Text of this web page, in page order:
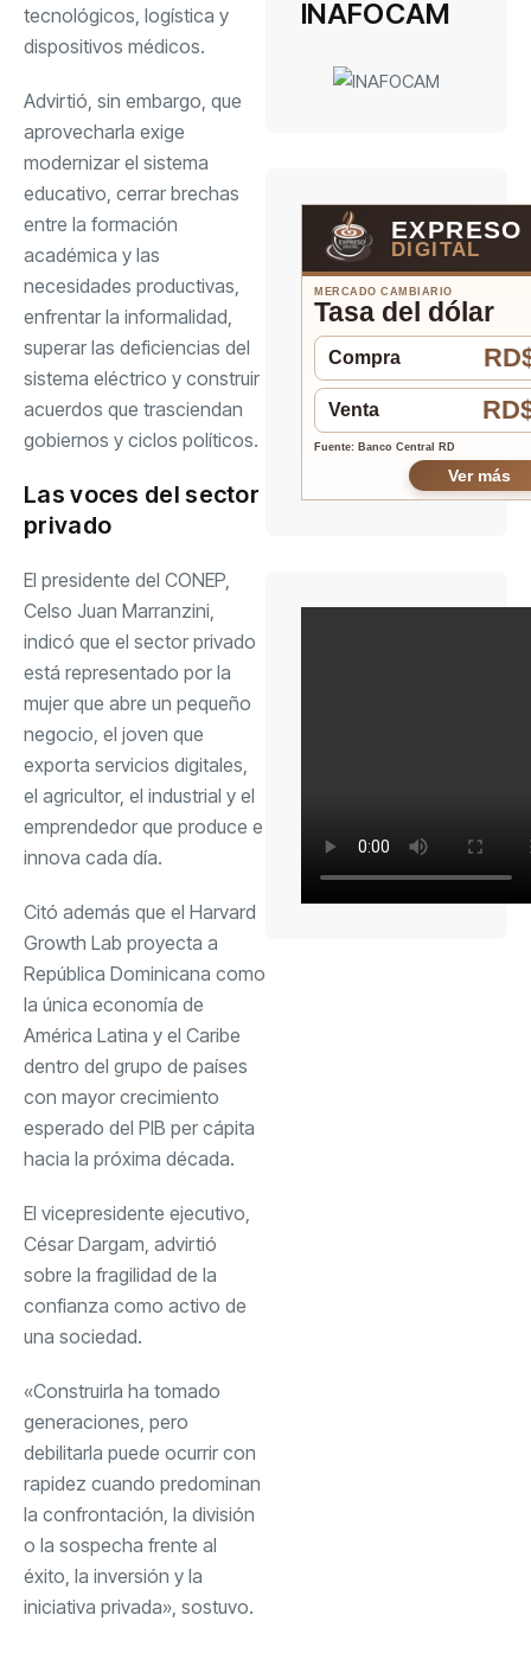
tecnológicos, logística y
dispositivos médicos.
Advirtió, sin embargo, que
aprovecharla exige
modernizar el sistema
educativo, cerrar brechas
entre la formación
académica y las
necesidades productivas,
enfrentar la informalidad,
superar las deficiencias del
sistema eléctrico y construir
acuerdos que trasciendan
gobiernos y ciclos políticos.
Las voces del sector
privado
El presidente del CONEP,
Celso Juan Marranzini,
indicó que el sector privado
está representado por la
mujer que abre un pequeño
negocio, el joven que
exporta servicios digitales,
el agricultor, el industrial y el
emprendedor que produce e
innova cada día.
Citó además que el Harvard
Growth Lab proyecta a
República Dominicana como
la única economía de
América Latina y el Caribe
dentro del grupo de países
con mayor crecimiento
esperado del PIB per cápita
hacia la próxima década.
El vicepresidente ejecutivo,
César Dargam, advirtió
sobre la fragilidad de la
confianza como activo de
una sociedad.
«Construirla ha tomado
generaciones, pero
debilitarla puede ocurrir con
rapidez cuando predominan
la confrontación, la división
o la sospecha frente al
éxito, la inversión y la
iniciativa privada», sostuvo.
INAFOCAM
EXPRESO
DIGITAL
MERCADO CAMBIARIO
Tasa del dólar
Compra
Venta
Fuente: Banco Central RD
Ver más